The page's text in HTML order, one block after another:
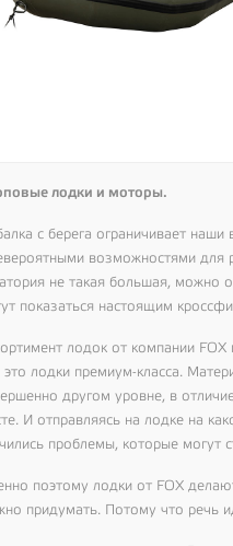
лодки и моторы.
с берега ограничивает
возможностями для
не такая большая, можно
показаться настоящим
лодок от компании FOX
это лодки премиум-класса.
другом уровне, в
И отправляясь на лодке на
проблемы, которые могут
поэтому лодки от FOX
придумать. Потому что речь